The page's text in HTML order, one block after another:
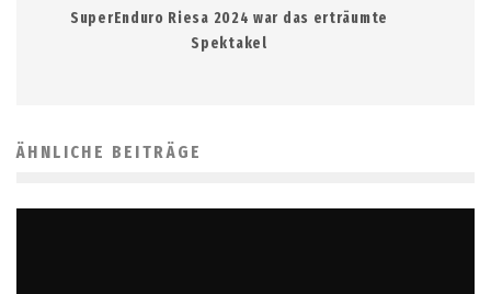
SuperEnduro Riesa 2024 war das erträumte
Spektakel
ÄHNLICHE BEITRÄGE